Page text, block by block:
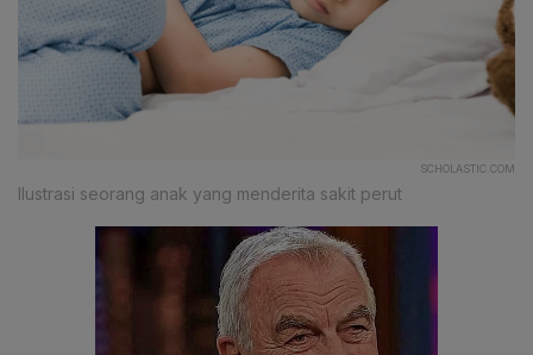
SCHOLASTIC.COM
Ilustrasi seorang anak yang menderita sakit perut